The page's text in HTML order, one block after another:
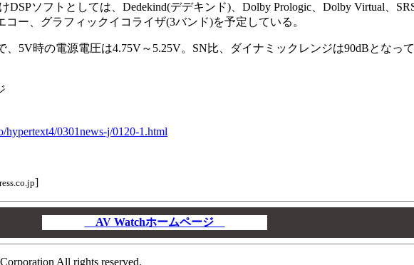
ソフトとしては、Dedekind(デデキンド)、Dolby Prologic、Dolby Virtual、SRS
コー、グラフィックイコライザ(3バンド)を予定している。
5V時の電源電圧は4.75V～5.25V。SN比、ダイナミックレンジは90dBとなっ
0301news-j/0120-1.html
]
AV Watchホームページ
All rights reserved.